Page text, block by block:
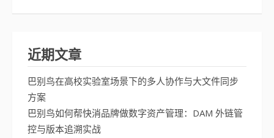
近期文章
巴别鸟在高校实验室场景下的多人协作与大文件同步
方案
巴别鸟如何帮快消品牌做数字资产管理：DAM 外链管
控与版本追溯实战